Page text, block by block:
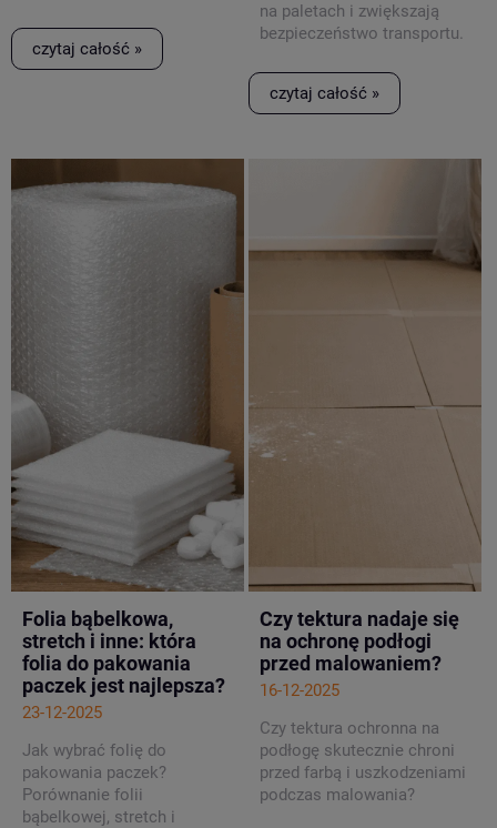
czytaj całość »
na paletach i zwiększają
bezpieczeństwo transportu.
czytaj całość »
Folia bąbelkowa,
stretch i inne: która
folia do pakowania
paczek jest najlepsza?
23-12-2025
Jak wybrać folię do
pakowania paczek?
Porównanie folii
bąbelkowej, stretch i
Czy tektura nadaje się
na ochronę podłogi
przed malowaniem?
16-12-2025
Czy tektura ochronna na
podłogę skutecznie chroni
przed farbą i uszkodzeniami
podczas malowania?